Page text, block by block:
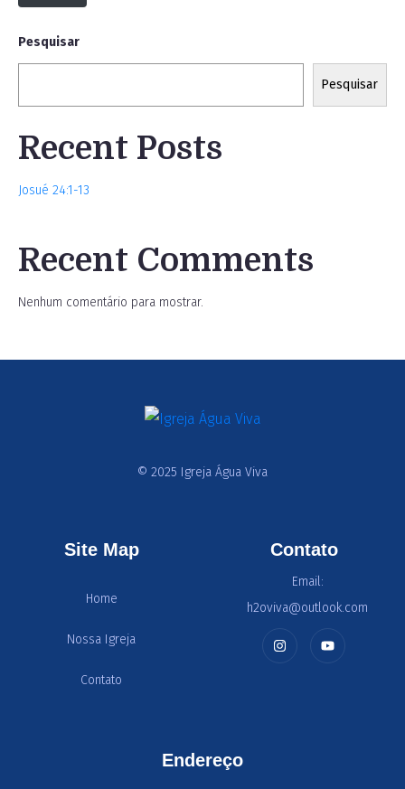
Pesquisar
Pesquisar
Recent Posts
Josué 24:1-13
Recent Comments
Nenhum comentário para mostrar.
© 2025 Igreja Água Viva
Site Map
Home
Nossa Igreja
Contato
Contato
Email:
h2oviva@outlook.com
Endereço